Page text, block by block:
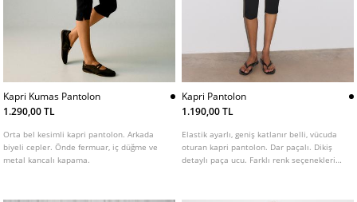
Kapri Kumas Pantolon
1.290,00 TL
Orta bel kesimli kapri pantolon. Arkada
biyeli cepler. Önde fermuar, iç düğme ve
metal kancalı kapama.
Kapri Pantolon
1.190,00 TL
Elastik ayarlı, geniş katlanır belli, vücuda
oturan kapri pantolon. Dar paçalı. Dikiş
detaylı paça ucu. Farklı renk seçenekleri